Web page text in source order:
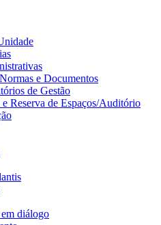
e Documentos
de Gestão
Reserva de Espaços/Auditório
diálogo